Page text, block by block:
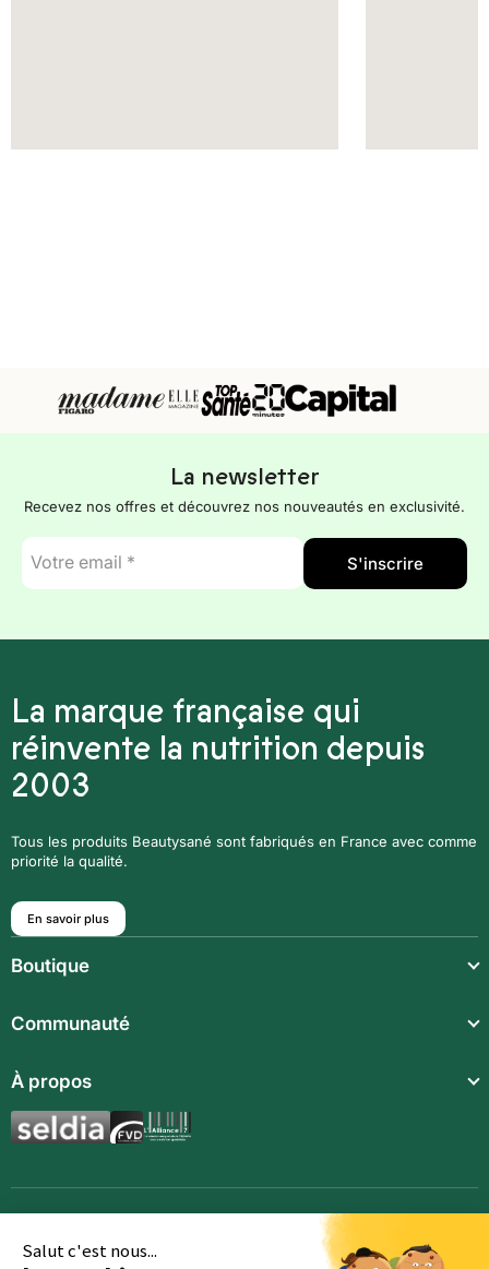
Salut c'est nous...
La newsletter
Recevez nos offres et découvrez nos nouveautés en exclusivité.
E-
mail
*
S'inscrire
La marque française qui
réinvente la nutrition depuis
2003
Tous les produits Beautysané sont fabriqués en France avec comme
priorité la qualité.
En savoir plus
Boutique
Compléments alimentaires
Boissons techniques
Communauté
À propos